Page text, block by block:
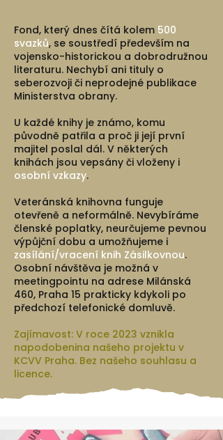
Fond, který dnes čítá kolem 500
svazků, se soustředí především na
vojensko-historickou a dobrodružnou
literaturu. Nechybí ani tituly o
seberozvoji či neprodejné publikace
Ministerstva obrany.
U každé knihy je známo, komu
původně patřila a proč ji její první
majitel poslal dál. V některých
knihách jsou vepsány či vloženy i
osobní vzkazy.
Veteránská knihovna funguje
otevřeně a neformálně. Nevybíráme
členské poplatky, neurčujeme pevnou
výpůjční dobu a umožňujeme i
zasílání/vracení knih Zásilkovnou.
Osobní návštěva je možná v
meetingpointu na adrese Milánská
460, Praha 15 prakticky kdykoli po
předchozí telefonické domluvě.
Zajímavost: V roce 2023 vznikla
napodobenina našeho projektu v
KCVV Praha. Bez našeho souhlasu a
licence.